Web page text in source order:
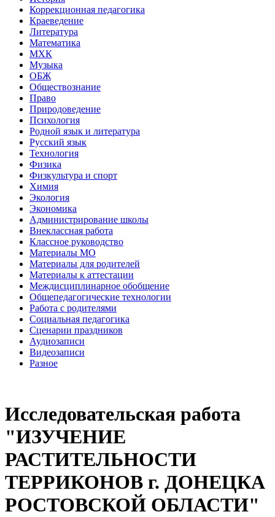
Коррекционная педагогика
Краеведение
Литература
Математика
МХК
Музыка
ОБЖ
Обществознание
Право
Природоведение
Психология
Родной язык и литература
Русский язык
Технология
Физика
Физкультура и спорт
Химия
Экология
Экономика
Администрирование школы
Внеклассная работа
Классное руководство
Материалы МО
Материалы для родителей
Материалы к аттестации
Междисциплинарное обобщение
Общепедагогические технологии
Работа с родителями
Социальная педагогика
Сценарии праздников
Аудиозаписи
Видеозаписи
Разное
Исследовательская работа
"ИЗУЧЕНИЕ
РАСТИТЕЛЬНОСТИ
ТЕРРИКОНОВ г. ДОНЕЦКА
РОСТОВСКОЙ ОБЛАСТИ"